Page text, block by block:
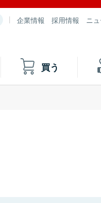
企業情報 採用情報 ニ
買う